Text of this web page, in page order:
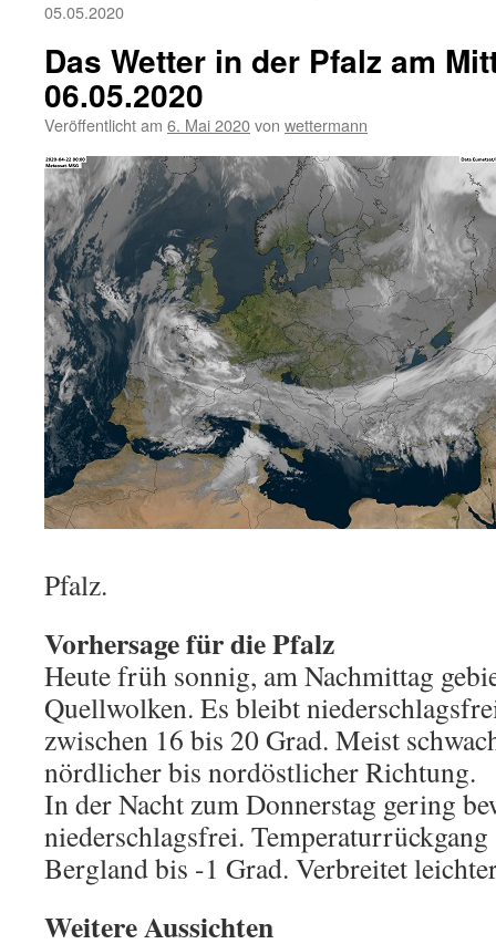
05.05.2020
Das Wetter in der Pfalz am
06.05.2020
Veröffentlicht am 6. Mai 2020von wettermann
Pfalz.
Vorhersage für die Pfalz
Heute früh sonnig, am Nachmittag
Quellwolken. Es bleibt
zwischen 16 bis 20 Grad. Meist
nördlicher bis nordöstlicher Richtung.
In der Nacht zum Donnerstag gering
niederschlagsfrei.
Bergland bis -1 Grad. Verbreitet
Weitere Aussichten